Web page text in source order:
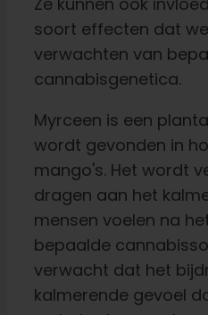
soort effecten dat
verwachten van
cannabisgenetica.
Myrceen is een
wordt gevonden in
mango's. Het wordt
dragen aan het
mensen voelen na
bepaalde
verwacht dat het
kalmerende gevoel